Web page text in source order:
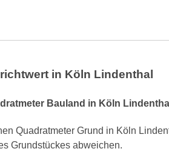
in Köln Lindenthal
Bauland in Köln
Quadratmeter Grund in Köln
Grundstückes abweichen.